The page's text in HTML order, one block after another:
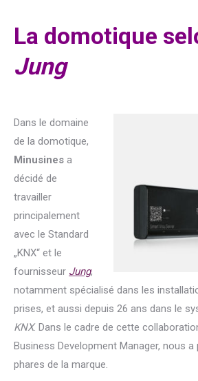
La domotique
Jung
Dans le domaine
de la domotique,
Minusines a
décidé de
travailler
principalement
avec le Standard
„KNX“ et le
fournisseur Jung,
notamment spécialisé dans les
prises, et aussi depuis 26 ans dans le
KNX. Dans le cadre de cette
Business Development Manager, nous
phares de la marque.